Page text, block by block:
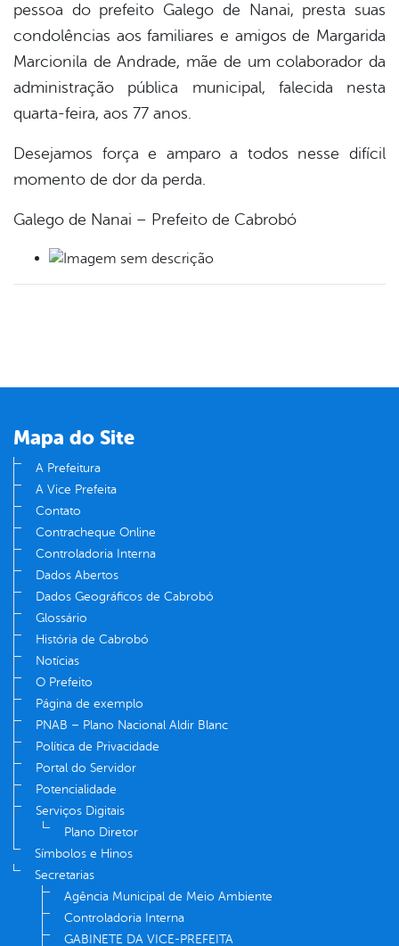
pessoa do prefeito Galego de Nanai, presta suas
condolências aos familiares e amigos de Margarida
Marcionila de Andrade, mãe de um colaborador da
administração pública municipal, falecida nesta
quarta-feira, aos 77 anos.
Desejamos força e amparo a todos nesse difícil
momento de dor da perda.
Galego de Nanai – Prefeito de Cabrobó
Mapa do Site
A Prefeitura
A Vice Prefeita
Contato
Contracheque Online
Controladoria Interna
Dados Abertos
Dados Geográficos de Cabrobó
Glossário
História de Cabrobó
Notícias
O Prefeito
Página de exemplo
PNAB – Plano Nacional Aldir Blanc
Política de Privacidade
Portal do Servidor
Potencialidade
Serviços Digitais
Plano Diretor
Símbolos e Hinos
Secretarias
Agência Municipal de Meio Ambiente
Controladoria Interna
GABINETE DA VICE-PREFEITA